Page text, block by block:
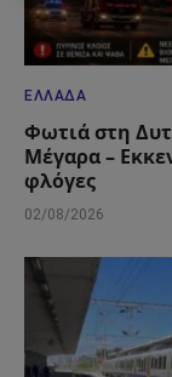
ΕΛΛΆΔΑ
Φωτιά στη
Μέγαρα –
φλόγες
02/08/2026